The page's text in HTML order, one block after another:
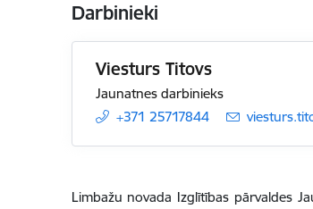
Darbinieki
Viesturs Titovs
Jaunatnes darbinieks
+371 25717844
E-pasts:
Limbažu novada Izglītības pārvaldes